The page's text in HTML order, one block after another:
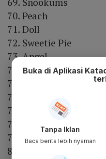
70. Peach
71. Doll
72. Sweetie Pie
73. Angel
74. Button
75. Princess
76. Blossom
77. Sugarplum
78. Buttercup
79. Snuggles
80. Baby Love
Buka di Aplikasi
Tanpa Iklan
Baca berita lebih nyaman